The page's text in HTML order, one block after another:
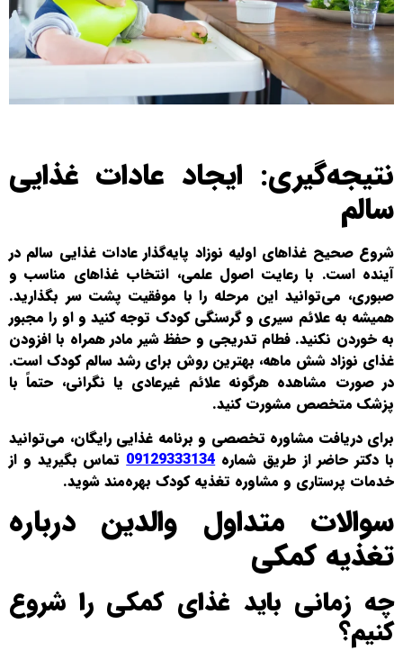
نتیجه‌گیری: ایجاد عادات غذایی
سالم
شروع صحیح غذاهای اولیه نوزاد پایه‌گذار عادات غذایی سالم در
آینده است. با رعایت اصول علمی، انتخاب غذاهای مناسب و
صبوری، می‌توانید این مرحله را با موفقیت پشت سر بگذارید.
همیشه به علائم سیری و گرسنگی کودک توجه کنید و او را مجبور
به خوردن نکنید. فطام تدریجی و حفظ شیر مادر همراه با افزودن
غذای نوزاد شش ماهه، بهترین روش برای رشد سالم کودک است.
در صورت مشاهده هرگونه علائم غیرعادی یا نگرانی، حتماً با
پزشک متخصص مشورت کنید.
برای دریافت مشاوره تخصصی و برنامه غذایی رایگان، می‌توانید
با دکتر حاضر از طریق شماره09129333134 تماس بگیرید و از
خدمات پرستاری و مشاوره تغذیه کودک بهره‌مند شوید.
سوالات متداول والدین درباره
تغذیه کمکی
چه زمانی باید غذای کمکی را شروع
کنیم؟